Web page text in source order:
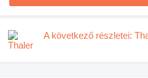
A következő részletei: